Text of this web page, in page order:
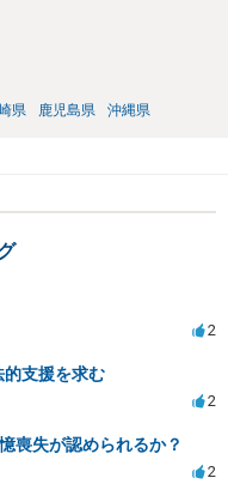
県 鹿児島県 沖縄県
2
的支援を求む
2
喪失が認められるか？
2